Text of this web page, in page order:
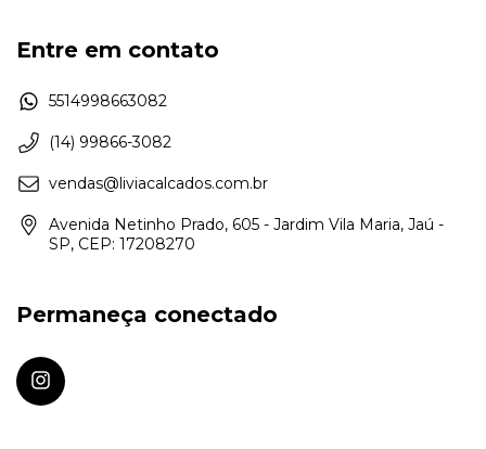
Entre em contato
5514998663082
(14) 99866-3082
vendas@liviacalcados.com.br
Avenida Netinho Prado, 605 - Jardim Vila Maria, Jaú -
SP, CEP: 17208270
Permaneça conectado